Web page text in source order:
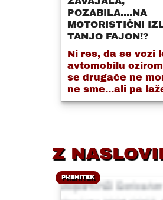
POZABILA....NA
MOTORISTIČNI
TANJO FAJON!?
Ni res, da se vozi
avtomobilu
se drugače ne
ne sme...ali pa
Z
PREHITEK